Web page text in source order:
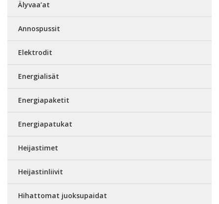
Älyvaa’at
Annospussit
Elektrodit
Energialisät
Energiapaketit
Energiapatukat
Heijastimet
Heijastinliivit
Hihattomat juoksupaidat